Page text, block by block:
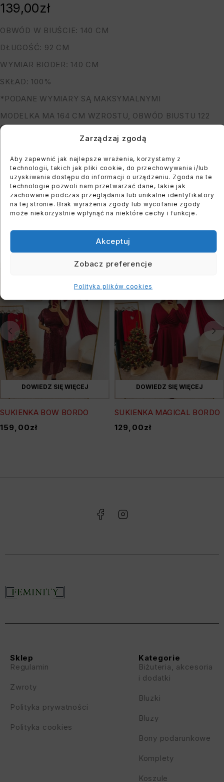
Zarządzaj zgodą
Aby zapewnić jak najlepsze wrażenia, korzystamy z
technologii, takich jak pliki cookie, do przechowywania i/lub
uzyskiwania dostępu do informacji o urządzeniu. Zgoda na te
technologie pozwoli nam przetwarzać dane, takie jak
zachowanie podczas przeglądania lub unikalne identyfikatory
na tej stronie. Brak wyrażenia zgody lub wycofanie zgody
może niekorzystnie wpłynąć na niektóre cechy i funkcje.
Akceptuj
Zobacz preferencje
Polityka plików cookies
OBWÓD W BIUŚCIE: 140 CM
DŁUGOŚĆ: 92 CM
WYMIAR BIODER: 140 CM
SKŁAD: 100%
*PODANE WYMIARY SĄ MAKSYMALNYMI
MODELKA MA 164 CM WZROSTU, OBWÓD BIUSTU 122
CM I BIODER: 118 CM
139,00zł
You must register to use the waitlist feature. Please
login or create an account
DOWIEDZ SIĘ WIĘCEJ
SUKIENKA BOW BORDO
159,00zł
WYPRZEDANE
DOWIEDZ SIĘ WIĘCEJ
SUKIENKA MAGICAL BORDO
129,00zł
Kategorie
Biżuteria, akcesoria
i dodatki
Bluzki
Bluzy
Bony podarunkowe
Komplety
Koszule
Sklep
Regulamin
Zwroty
Polityka prywatności
Polityka cookies